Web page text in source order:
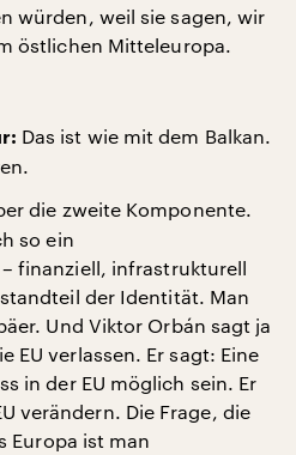
würden, weil sie sagen, wir
östlichen Mitteleuropa.
Das ist wie mit dem Balkan.
die zweite Komponente.
so ein
finanziell, infrastrukturell
der Identität. Man
Und Viktor Orbán sagt ja
EU verlassen. Er sagt: Eine
in der EU möglich sein. Er
verändern. Die Frage, die
Europa ist man